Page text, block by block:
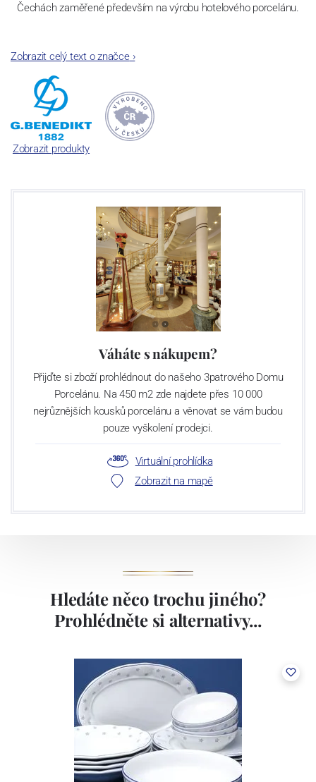
Čechách zaměřené především na výrobu hotelového porcelánu.
Jak čas plynul, našla porcelánka šikovné kolegy – spojence v
Rakousku a Švýcarsku. A tak dnes se značkami Lilien Austria a
Suisse Langenthal tvoříme společnost „G. Benedikt Group“. Ač z
různých zemí, všechny tři máme jedno společné: mimořádně
odolný porcelán, se kterým není třeba jednat v rukavičkách.
Zobrazit celý text o značce›
Zobrazit produkty
Váháte s nákupem?
Přijďte si zboží prohlédnout do našeho 3patrového Domu
Porcelánu. Na 450 m2 zde najdete přes 10 000
nejrůznějších kousků porcelánu a věnovat se vám budou
pouze vyškolení prodejci.
Virtuální prohlídka
Zobrazit na mapě
Hledáte něco trochu jiného?
Prohlédněte si alternativy...